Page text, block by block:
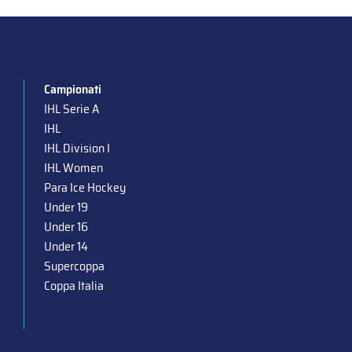
Campionati
IHL Serie A
IHL
IHL Division I
IHL Women
Para Ice Hockey
Under 19
Under 16
Under 14
Supercoppa
Coppa Italia